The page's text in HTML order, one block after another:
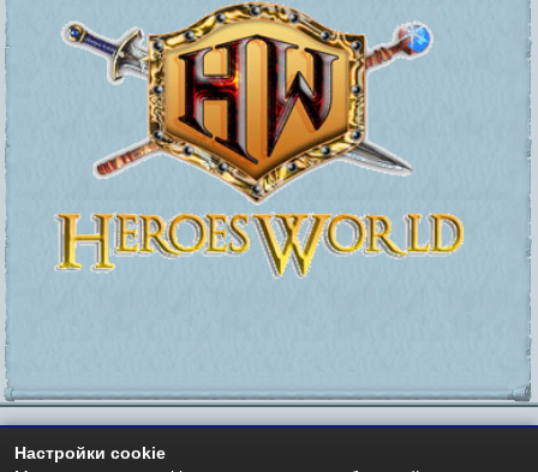
Настройки cookie